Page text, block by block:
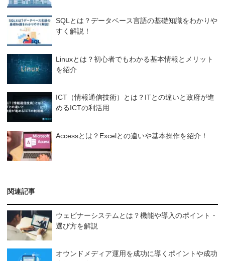
SQLとは？データベース言語の基礎知識をわかりや
すく解説！
Linuxとは？初心者でもわかる基本情報とメリット
を紹介
ICT（情報通信技術）とは？ITとの違いと政府が進
めるICTの利活用
Accessとは？Excelとの違いや基本操作を紹介！
関連記事
ウェビナーシステムとは？機能や導入のポイント・
選び方を解説
オウンドメディア運用を成功に導くポイントや成功